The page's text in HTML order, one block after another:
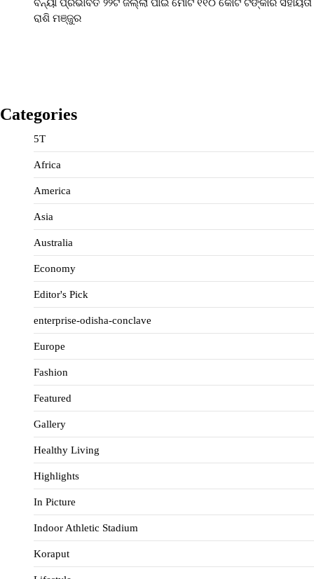
ବନ୍ୟା ପ୍ରଭାବିତ ୨୨ଟି ଜିଲ୍ଲା ପାଇଁ ମୋଟ ୧୧୦ କୋଟି ଟଙ୍କାର ସହାୟତା
ରାଶି ମଞ୍ଜୁର
Categories
5T
Africa
America
Asia
Australia
Economy
Editor's Pick
enterprise-odisha-conclave
Europe
Fashion
Featured
Gallery
Healthy Living
Highlights
In Picture
Indoor Athletic Stadium
Koraput